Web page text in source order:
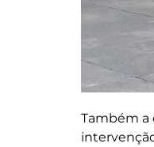
Também a